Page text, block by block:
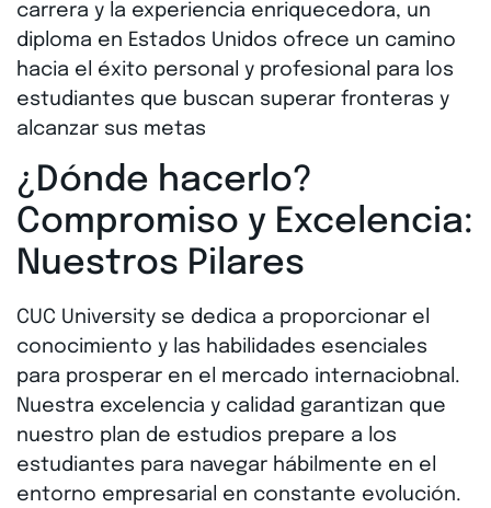
carrera y la experiencia enriquecedora, un
diploma en Estados Unidos ofrece un camino
hacia el éxito personal y profesional para los
estudiantes que buscan superar fronteras y
alcanzar sus metas
¿Dónde hacerlo?
Compromiso y Excelencia:
Nuestros Pilares
CUC University se dedica a proporcionar el
conocimiento y las habilidades esenciales
para prosperar en el mercado internaciobnal.
Nuestra excelencia y calidad garantizan que
nuestro plan de estudios prepare a los
estudiantes para navegar hábilmente en el
entorno empresarial en constante evolución.